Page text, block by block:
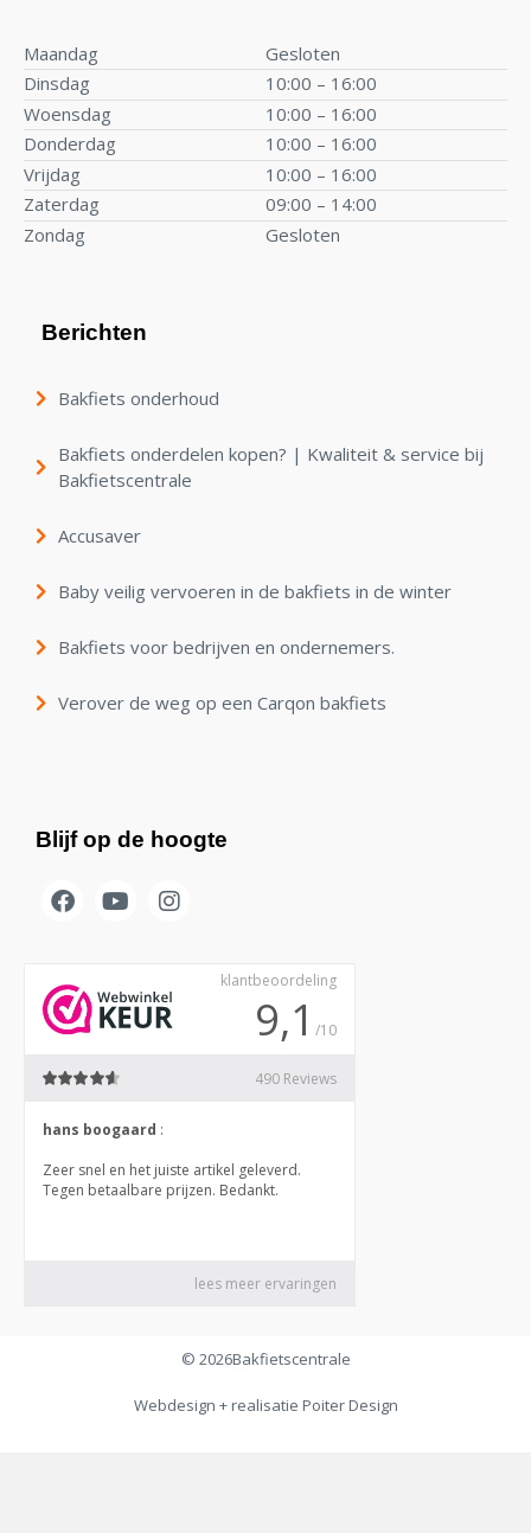
Maandag
Gesloten
Dinsdag
10:00 – 16:00
Woensdag
10:00 – 16:00
Donderdag
10:00 – 16:00
Vrijdag
10:00 – 16:00
Zaterdag
09:00 – 14:00
Zondag
Gesloten
Berichten
Bakfiets onderhoud
Bakfiets onderdelen kopen? | Kwaliteit & service bij
Bakfietscentrale
Accusaver
Baby veilig vervoeren in de bakfiets in de winter
Bakfiets voor bedrijven en ondernemers.
Verover de weg op een Carqon bakfiets
Blijf op de hoogte
© 2026Bakfietscentrale
Webdesign + realisatie Poiter Design